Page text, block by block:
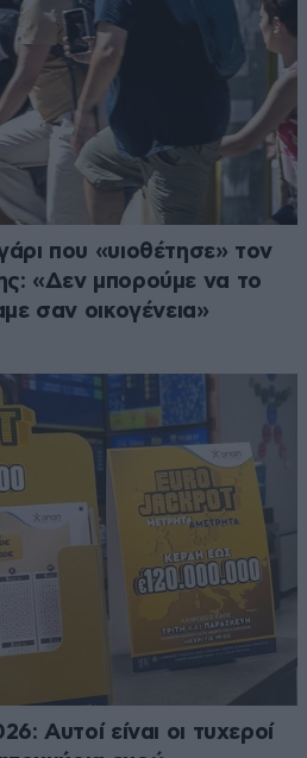
που «υιοθέτησε» τον
«Δεν μπορούμε να το
σαν οικογένεια»
Αυτοί είναι οι τυχεροί